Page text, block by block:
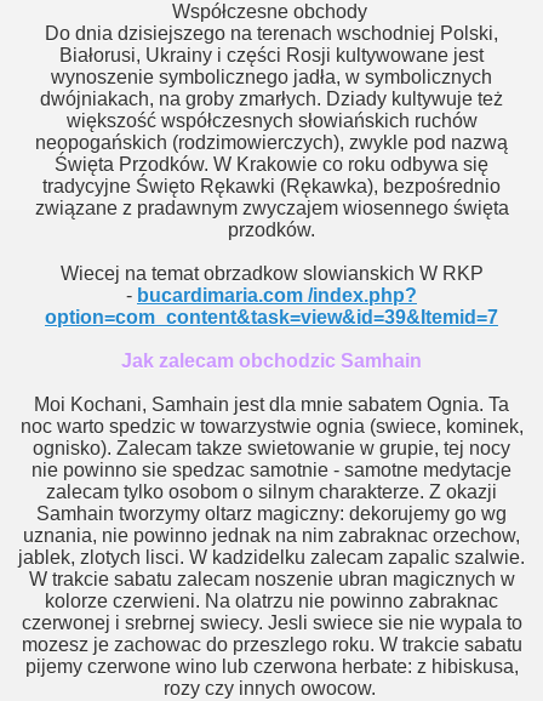
Współczesne obchody
Do dnia dzisiejszego na terenach wschodniej Polski,
Białorusi, Ukrainy i części Rosji kultywowane jest
wynoszenie symbolicznego jadła, w symbolicznych
dwójniakach, na groby zmarłych. Dziady kultywuje też
większość współczesnych słowiańskich ruchów
neopogańskich (rodzimowierczych), zwykle pod nazwą
Święta Przodków. W Krakowie co roku odbywa się
tradycyjne Święto Rękawki (Rękawka), bezpośrednio
związane z pradawnym zwyczajem wiosennego święta
przodków.
Wiecej na temat obrzadkow slowianskich W RKP
- bucardimaria.com /index.php?
option=com_content&task=view&id=39&Itemid=7
Jak zalecam obchodzic Samhain
Moi Kochani, Samhain jest dla mnie sabatem Ognia. Ta
noc warto spedzic w towarzystwie ognia (swiece, kominek,
ognisko). Zalecam takze swietowanie w grupie, tej nocy
nie powinno sie spedzac samotnie - samotne medytacje
zalecam tylko osobom o silnym charakterze. Z okazji
Samhain tworzymy oltarz magiczny: dekorujemy go wg
uznania, nie powinno jednak na nim zabraknac orzechow,
jablek, zlotych lisci. W kadzidelku zalecam zapalic szalwie.
W trakcie sabatu zalecam noszenie ubran magicznych w
kolorze czerwieni. Na olatrzu nie powinno zabraknac
czerwonej i srebrnej swiecy. Jesli swiece sie nie wypala to
mozesz je zachowac do przeszlego roku. W trakcie sabatu
pijemy czerwone wino lub czerwona herbate: z hibiskusa,
rozy czy innych owocow.
utraconej milosci
dwojga ludzi
zwiazku
Naturalny
i cel zycia
a karma - Tarot Horoskop - o etyce i